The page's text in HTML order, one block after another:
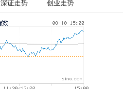
深证走势 创业走势